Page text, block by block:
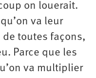
on louerait.
va leur
de toutes façons,
Parce que les
va multiplier